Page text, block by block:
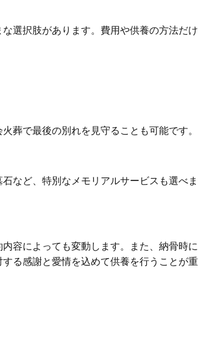
選択肢があります。費用や供養の方法だ
葬で最後の別れを見守ることも可能です。
など、特別なメモリアルサービスも選べ
容によっても変動します。また、納骨時
る感謝と愛情を込めて供養を行うことが